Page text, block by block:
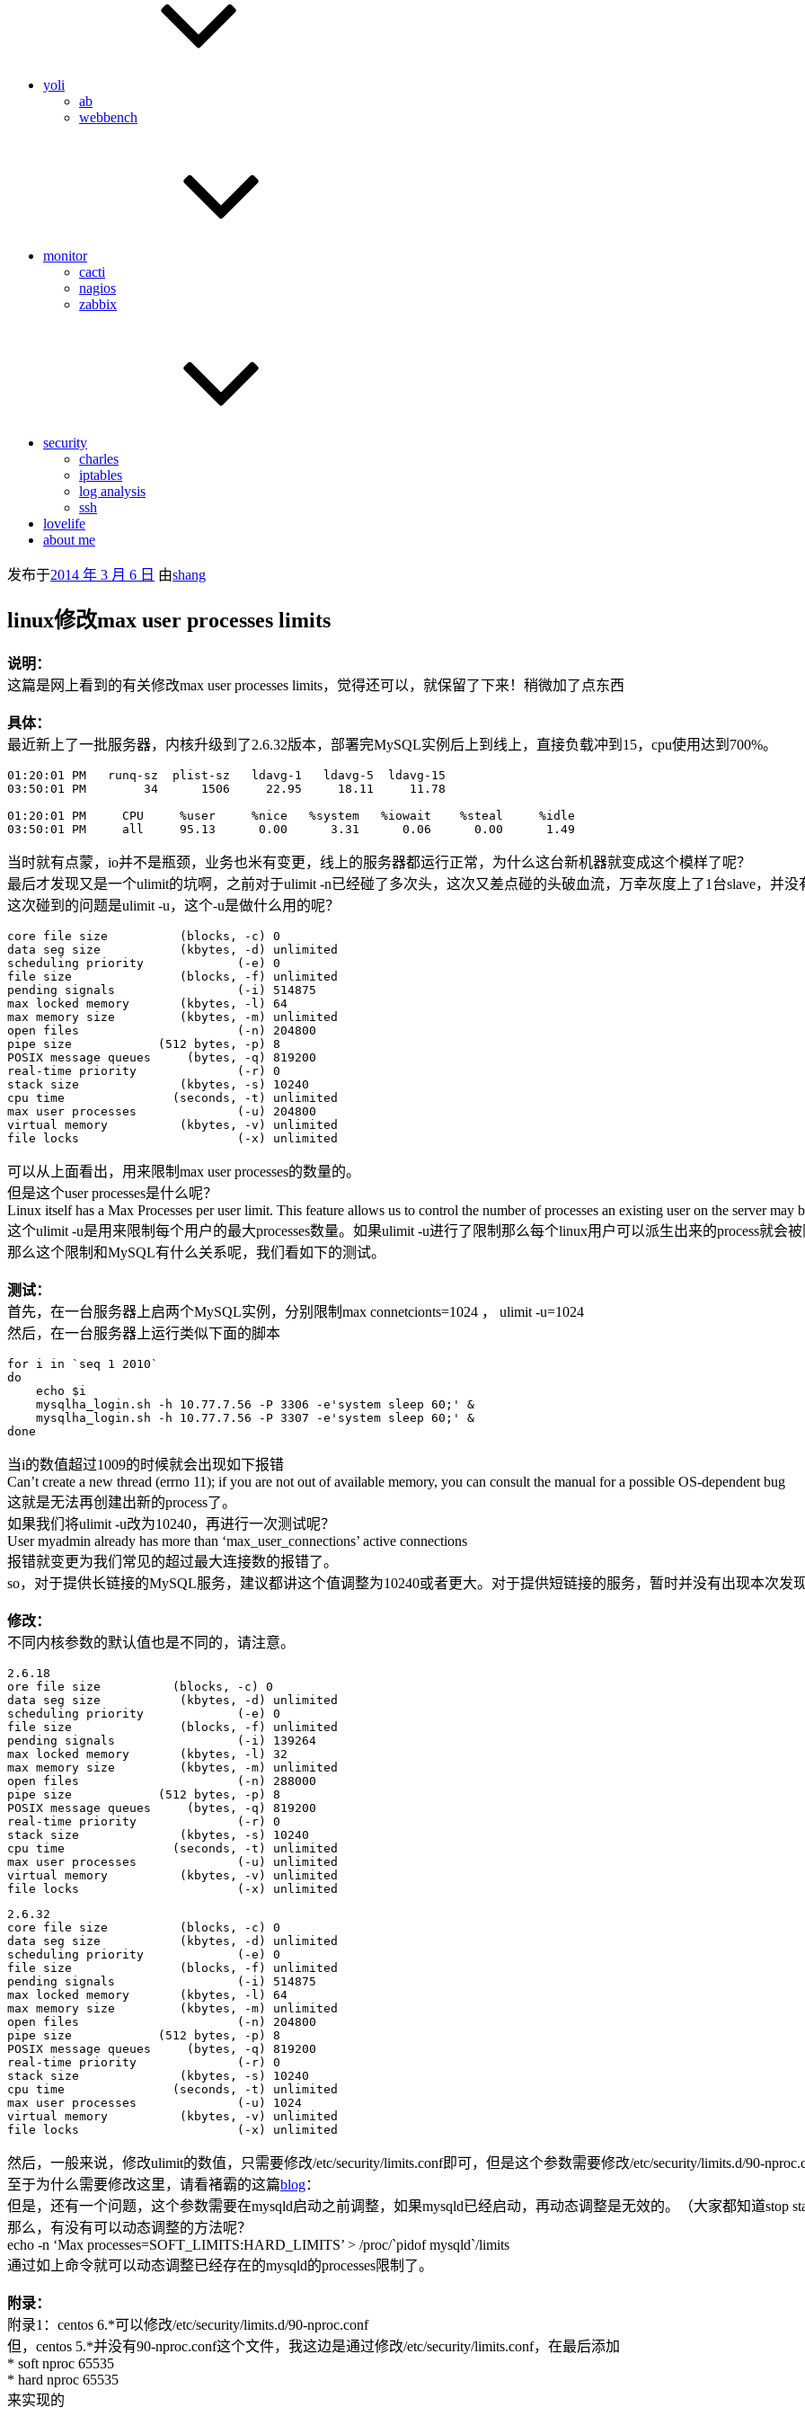
yoli
ab
webbench
monitor
cacti
nagios
zabbix
security
charles
iptables
log analysis
ssh
lovelife
about me
发布于2014 年 3 月 6 日 由shang
linux修改max user processes limits
说明：
这篇是网上看到的有关修改max user processes limits，觉得还可以，就保留了下来！稍微加了点东西
具体：
最近新上了一批服务器，内核升级到了2.6.32版本，部署完MySQL实例后上到线上，直接负载冲到15，cpu使用达到700%。
01:20:01 PM   runq-sz  plist-sz   ldavg-1   ldavg-5  ldavg-15
03:50:01 PM        34      1506     22.95     18.11     11.78
01:20:01 PM     CPU     %user     %nice   %system   %iowait    %steal     %idle
当时就有点蒙，io并不是瓶颈，业务也米有变更，线上的服务器都运行正常，为什么这台新机器就变成这个模样了呢？
最后才发现又是一个ulimit的坑啊，之前对于ulimit -n已经碰了多次头，这次又差点碰的头破血流，万幸灰度上了1台slave，并没
这次碰到的问题是ulimit -u，这个-u是做什么用的呢？
core file size          (blocks, -c) 0
data seg size           (kbytes, -d) unlimited
scheduling priority             (-e) 0
file size               (blocks, -f) unlimited
pending signals                 (-i) 514875
max locked memory       (kbytes, -l) 64
max memory size         (kbytes, -m) unlimited
open files                      (-n) 204800
pipe size            (512 bytes, -p) 8
POSIX message queues     (bytes, -q) 819200
real-time priority              (-r) 0
stack size              (kbytes, -s) 10240
cpu time               (seconds, -t) unlimited
max user processes              (-u) 204800
virtual memory          (kbytes, -v) unlimited
可以从上面看出，用来限制max user processes的数量的。
但是这个user processes是什么呢？
Linux itself has a Max Processes per user limit. This feature allows us to control the number of processes an existing user on the server may
这个ulimit -u是用来限制每个用户的最大processes数量。如果ulimit -u进行了限制那么每个linux用户可以派生出来的process就会
那么这个限制和MySQL有什么关系呢，我们看如下的测试。
测试：
首先，在一台服务器上启两个MySQL实例，分别限制max connetcionts=1024 ， ulimit -u=1024
然后，在一台服务器上运行类似下面的脚本
for i in `seq 1 2010`
do
    echo $i
    mysqlha_login.sh -h 10.77.7.56 -P 3306 -e'system sleep 60;' &
    mysqlha_login.sh -h 10.77.7.56 -P 3307 -e'system sleep 60;' &
当i的数值超过1009的时候就会出现如下报错
Can’t create a new thread (errno 11); if you are not out of available memory, you can consult the manual for a possible OS-dependent bug
这就是无法再创建出新的process了。
如果我们将ulimit -u改为10240，再进行一次测试呢？
User myadmin already has more than ‘max_user_connections’ active connections
报错就变更为我们常见的超过最大连接数的报错了。
so，对于提供长链接的MySQL服务，建议都讲这个值调整为10240或者更大。对于提供短链接的服务，暂时并没有出现本次发现
修改：
不同内核参数的默认值也是不同的，请注意。
2.6.18
ore file size          (blocks, -c) 0
data seg size           (kbytes, -d) unlimited
scheduling priority             (-e) 0
file size               (blocks, -f) unlimited
pending signals                 (-i) 139264
max locked memory       (kbytes, -l) 32
max memory size         (kbytes, -m) unlimited
open files                      (-n) 288000
pipe size            (512 bytes, -p) 8
POSIX message queues     (bytes, -q) 819200
real-time priority              (-r) 0
stack size              (kbytes, -s) 10240
cpu time               (seconds, -t) unlimited
max user processes              (-u) unlimited
virtual memory          (kbytes, -v) unlimited
2.6.32
core file size          (blocks, -c) 0
data seg size           (kbytes, -d) unlimited
scheduling priority             (-e) 0
file size               (blocks, -f) unlimited
pending signals                 (-i) 514875
max locked memory       (kbytes, -l) 64
max memory size         (kbytes, -m) unlimited
open files                      (-n) 204800
pipe size            (512 bytes, -p) 8
POSIX message queues     (bytes, -q) 819200
real-time priority              (-r) 0
stack size              (kbytes, -s) 10240
cpu time               (seconds, -t) unlimited
max user processes              (-u) 1024
virtual memory          (kbytes, -v) unlimited
然后，一般来说，修改ulimit的数值，只需要修改/etc/security/limits.conf即可，但是这个参数需要修改/etc/security/limits.d/90-
至于为什么需要修改这里，请看褚霸的这篇blog：
但是，还有一个问题，这个参数需要在mysqld启动之前调整，如果mysqld已经启动，再动态调整是无效的。（大家都知道stop
那么，有没有可以动态调整的方法呢？
echo -n ‘Max processes=SOFT_LIMITS:HARD_LIMITS’ > /proc/`pidof mysqld`/limits
通过如上命令就可以动态调整已经存在的mysqld的processes限制了。
附录：
附录1：centos 6.*可以修改/etc/security/limits.d/90-nproc.conf
但，centos 5.*并没有90-nproc.conf这个文件，我这边是通过修改/etc/security/limits.conf，在最后添加
* soft nproc 65535
* hard nproc 65535
来实现的